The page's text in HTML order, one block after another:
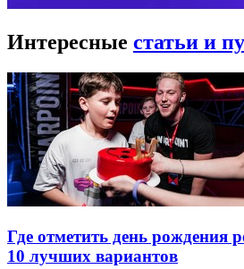
Интересные статьи и
Где отметить день рождения
10 лучших вариантов